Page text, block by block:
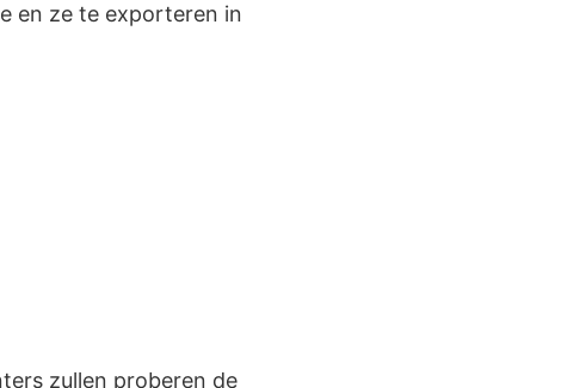
en ze te exporteren in
zullen proberen de